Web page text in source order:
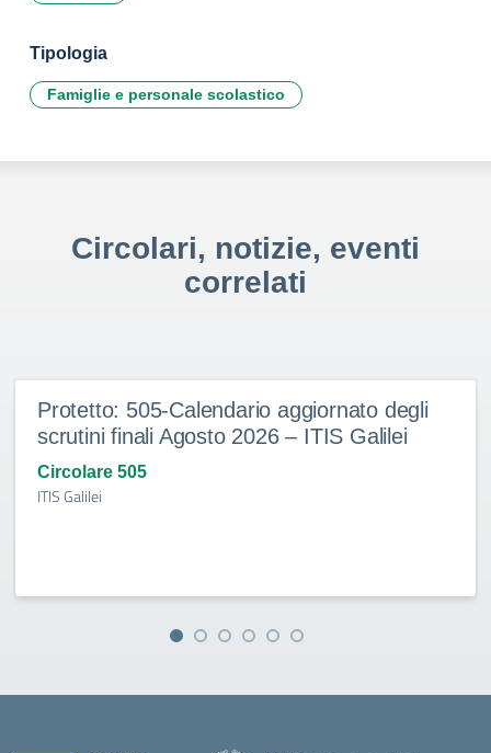
Tipologia
Famiglie e personale scolastico
Circolari, notizie, eventi
correlati
Protetto: 505-Calendario aggiornato degli
scrutini finali Agosto 2026 – ITIS Galilei
Circolare 505
ITIS Galilei